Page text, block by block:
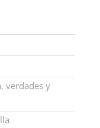
verdades y